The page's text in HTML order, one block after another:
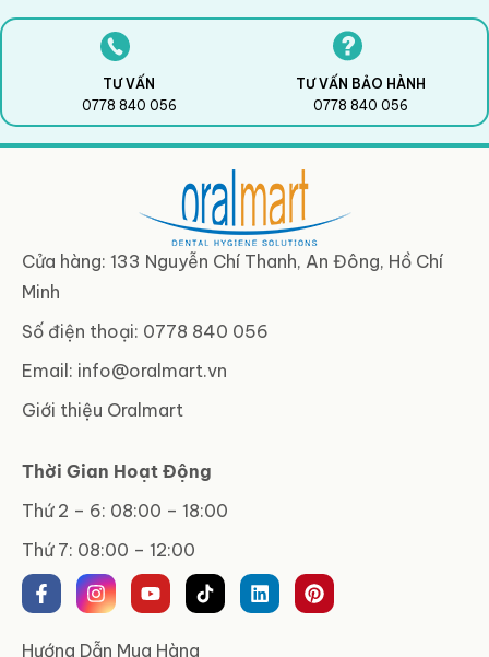
TƯ VẤN
0778 840 056
TƯ VẤN BẢO HÀNH
0778 840 056
Cửa hàng: 133 Nguyễn Chí Thanh, An Đông, Hồ Chí
Minh
Số điện thoại: 0778 840 056
Email: info@oralmart.vn
Giới thiệu Oralmart
Thời Gian Hoạt Động
Thứ 2 – 6: 08:00 – 18:00
Thứ 7: 08:00 – 12:00
Hướng Dẫn Mua Hàng